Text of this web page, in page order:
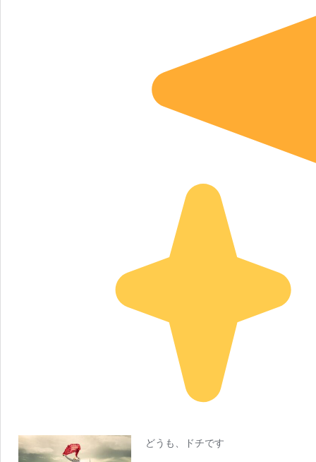
どうも、ドチです